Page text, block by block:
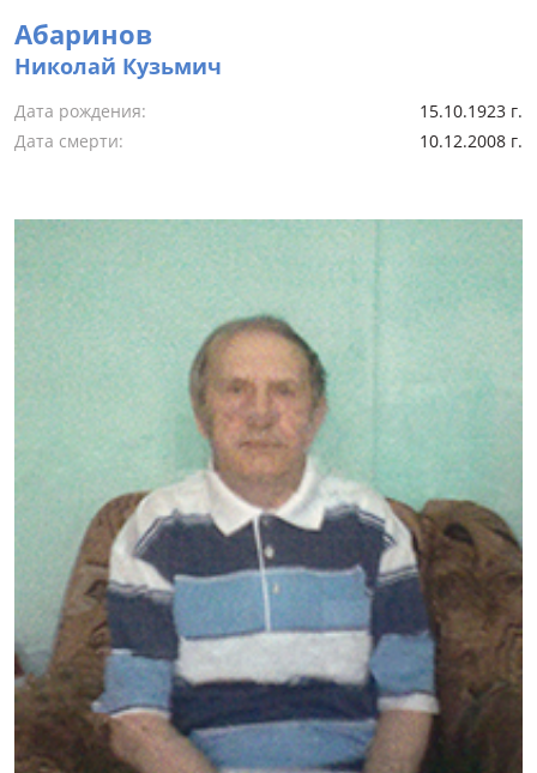
Абаринов
Николай Кузьмич
Дата рождения:
15.10.1923 г.
Дата смерти:
10.12.2008 г.